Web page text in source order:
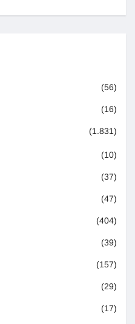
(56)
(16)
(1.831)
(10)
(37)
(47)
(404)
(39)
(157)
(29)
(17)